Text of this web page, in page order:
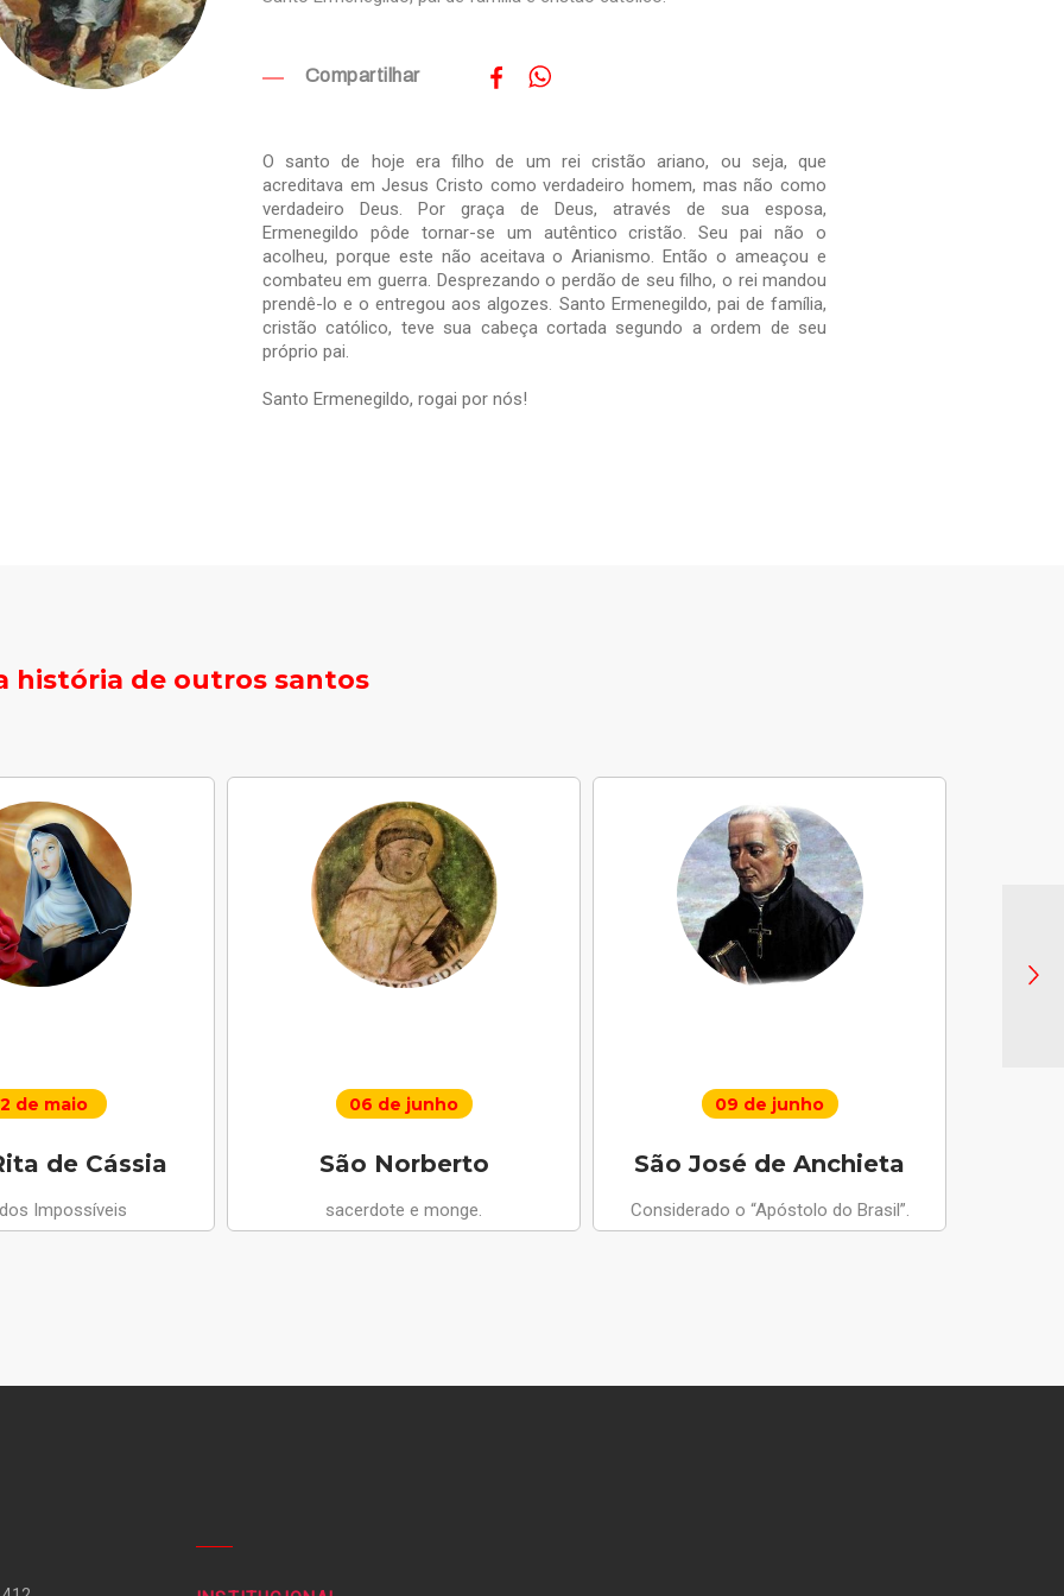
Compartilhar
O santo de hoje era filho de um rei cristão ariano, ou seja, que
acreditava em Jesus Cristo como verdadeiro homem, mas não como
verdadeiro Deus. Por graça de Deus, através de sua esposa,
Ermenegildo pôde tornar-se um autêntico cristão. Seu pai não o
acolheu, porque este não aceitava o Arianismo. Então o ameaçou e
combateu em guerra. Desprezando o perdão de seu filho, o rei mandou
prendê-lo e o entregou aos algozes. Santo Ermenegildo, pai de família,
cristão católico, teve sua cabeça cortada segundo a ordem de seu
próprio pai.
Santo Ermenegildo, rogai por nós!
história de outros santos
de maio
de Cássia
Impossíveis
06 de junho
São Norberto
sacerdote e monge.
09 de junho
São José de Anchieta
Considerado o “Apóstolo do Brasil”.